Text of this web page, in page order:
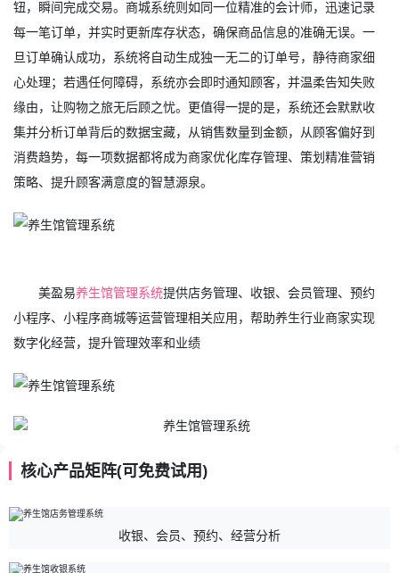
钮，瞬间完成交易。商城系统则如同一位精准的会计师，迅速记录
每一笔订单，并实时更新库存状态，确保商品信息的准确无误。一
旦订单确认成功，系统将自动生成独一无二的订单号，静待商家细
心处理；若遇任何障碍，系统亦会即时通知顾客，并温柔告知失败
缘由，让购物之旅无后顾之忧。更值得一提的是，系统还会默默收
集并分析订单背后的数据宝藏，从销售数量到金额，从顾客偏好到
消费趋势，每一项数据都将成为商家优化库存管理、策划精准营销
策略、提升顾客满意度的智慧源泉。
美盈易养生馆管理系统提供店务管理、收银、会员管理、预约
小程序、小程序商城等运营管理相关应用，帮助养生行业商家实现
数字化经营，提升管理效率和业绩
核心产品矩阵(可免费试用)
收银、会员、预约、经营分析